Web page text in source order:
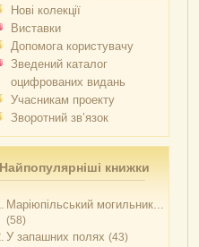
Нові колекції
Виставки
Допомога користувачу
Зведений каталог
оцифрованих видань
Учасникам проекту
Зворотний зв’язок
Найпопулярніші книжки
Маріюпільський могильник...
(58)
У запашних полях (43)